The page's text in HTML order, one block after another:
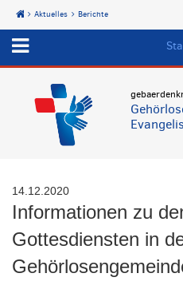
Start
Aktuelles Berichte
14.12.2020
Informationen zu
Gottesdiensten in